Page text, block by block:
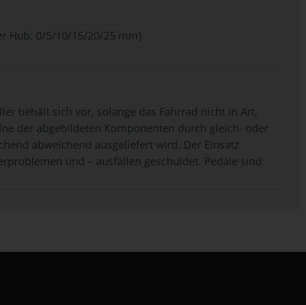
Hub: 0/5/10/15/20/25 mm)
behält sich vor, solange das Fahrrad nicht in Art,
der abgebildeten Komponenten durch gleich- oder
abweichend ausgeliefert wird. Der Einsatz
und – ausfällen geschuldet. Pedale sind